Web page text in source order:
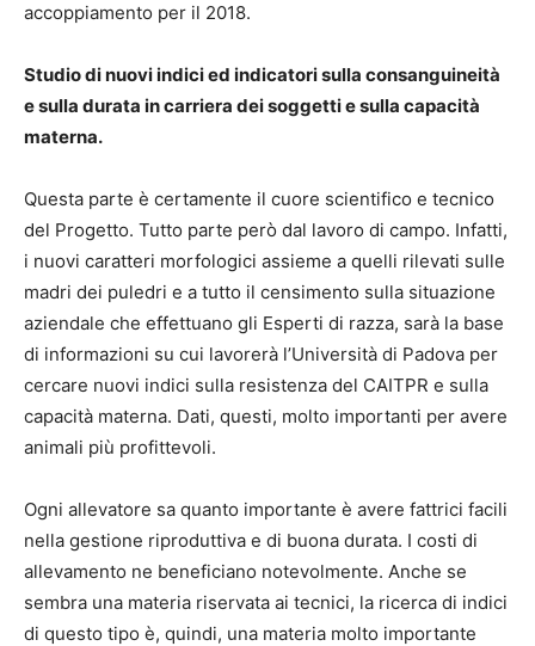
accoppiamento per il 2018.
Studio di nuovi indici ed indicatori sulla consanguineità
e sulla durata in carriera dei soggetti e sulla capacità
materna.
Questa parte è certamente il cuore scientifico e tecnico
del Progetto. Tutto parte però dal lavoro di campo. Infatti,
i nuovi caratteri morfologici assieme a quelli rilevati sulle
madri dei puledri e a tutto il censimento sulla situazione
aziendale che effettuano gli Esperti di razza, sarà la base
di informazioni su cui lavorerà l’Università di Padova per
cercare nuovi indici sulla resistenza del CAITPR e sulla
capacità materna. Dati, questi, molto importanti per avere
animali più profittevoli.
Ogni allevatore sa quanto importante è avere fattrici facili
nella gestione riproduttiva e di buona durata. I costi di
allevamento ne beneficiano notevolmente. Anche se
sembra una materia riservata ai tecnici, la ricerca di indici
di questo tipo è, quindi, una materia molto importante